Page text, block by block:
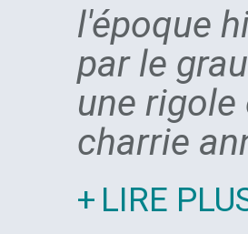
l'époque
par le
une rigole
charrie
LIRE